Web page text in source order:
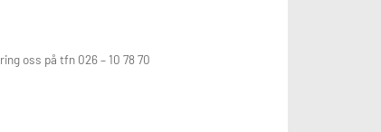
oss på tfn 026 – 10 78 70